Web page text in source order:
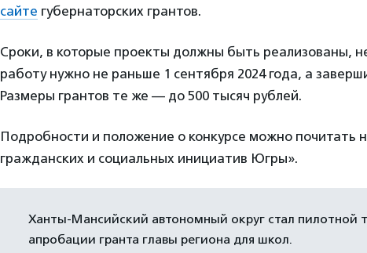
сайте губернаторских грантов.
Сроки, в которые проекты должны быть реализованы,
работу нужно не раньше 1 сентября 2024 года, а
Размеры грантов те же — до 500 тысяч рублей.
Подробности и положение о конкурсе можно почитать
гражданских и социальных инициатив Югры».
Ханты-Мансийский автономный округ стал пилотной
апробации гранта главы региона для школ.